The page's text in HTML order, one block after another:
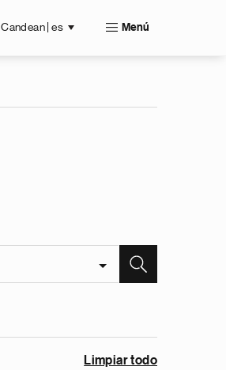
Candean | es Menú
Limpiar todo